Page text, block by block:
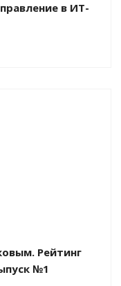
в ИТ-
Рейтинг
№1